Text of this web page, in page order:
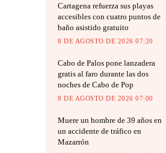
Cartagena refuerza sus playas
accesibles con cuatro puntos de
baño asistido gratuito
8 DE AGOSTO DE 2026 07:20
Cabo de Palos pone lanzadera
gratis al faro durante las dos
noches de Cabo de Pop
8 DE AGOSTO DE 2026 07:00
Muere un hombre de 39 años en
un accidente de tráfico en
Mazarrón